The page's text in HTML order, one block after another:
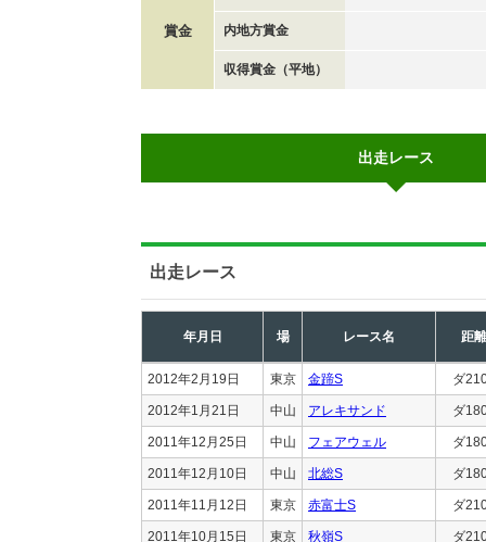
賞金 内地方賞金
収得賞金（平地）
出走レース
出走レース
年月日 場 レース名 距離
2012年2月19日 東京 金蹄S ダ
2012年1月21日 中山 アレキサンド ダ
2011年12月25日 中山 フェアウェル ダ
2011年12月10日 中山 北総S ダ
2011年11月12日 東京 赤富士S ダ
2011年10月15日 東京 秋嶺S ダ